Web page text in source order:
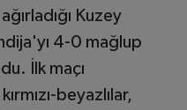
Kuzey
4-0 mağlup
İlk maçı
beyazlılar,